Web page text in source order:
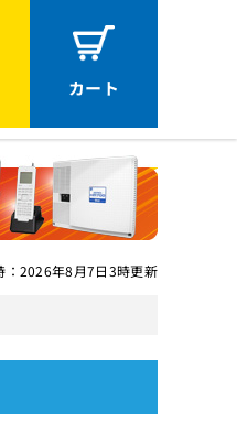
カート
：2026年8月7日3時更新